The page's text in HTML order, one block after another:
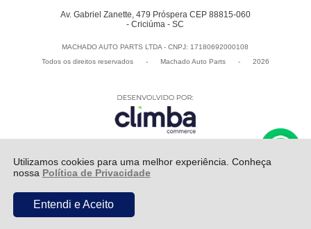
Utilizamos cookies para uma melhor experiência. Conheça
nossa Política de Privacidade
Entendi e Aceito
Av. Gabriel Zanette, 479 Próspera CEP 88815-060
- Criciúma - SC
MACHADO AUTO PARTS LTDA - CNPJ: 17180692000108
Todos os direitos reservados
- Machado Auto Parts - 2026
R$ 399,00